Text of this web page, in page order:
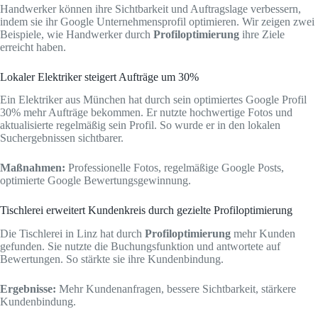
Handwerker können ihre Sichtbarkeit und Auftragslage verbessern,
indem sie ihr Google Unternehmensprofil optimieren. Wir zeigen zwei
Beispiele, wie Handwerker durch Profiloptimierung ihre Ziele
erreicht haben.
Lokaler Elektriker steigert Aufträge um 30%
Ein Elektriker aus München hat durch sein optimiertes Google Profil
30% mehr Aufträge bekommen. Er nutzte hochwertige Fotos und
aktualisierte regelmäßig sein Profil. So wurde er in den lokalen
Suchergebnissen sichtbarer.
Maßnahmen: Professionelle Fotos, regelmäßige Google Posts,
optimierte Google Bewertungsgewinnung.
Tischlerei erweitert Kundenkreis durch gezielte Profiloptimierung
Die Tischlerei in Linz hat durch Profiloptimierung mehr Kunden
gefunden. Sie nutzte die Buchungsfunktion und antwortete auf
Bewertungen. So stärkte sie ihre Kundenbindung.
Ergebnisse: Mehr Kundenanfragen, bessere Sichtbarkeit, stärkere
Kundenbindung.